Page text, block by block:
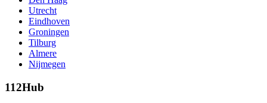
Utrecht
Eindhoven
Groningen
Tilburg
Almere
Nijmegen
112Hub